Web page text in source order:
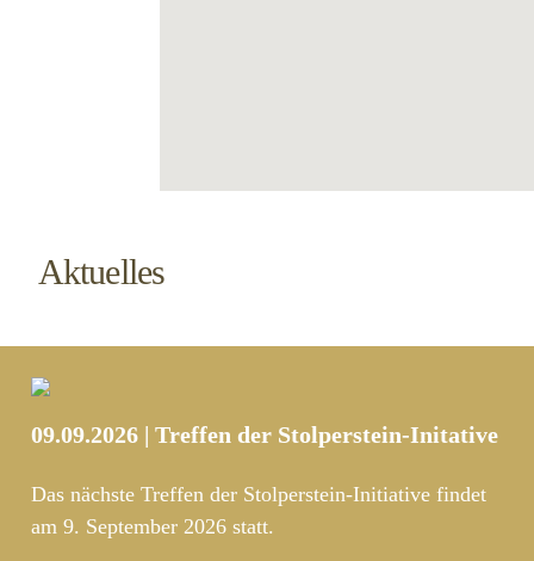
Aktuelles
09.09.2026 | Treffen der Stolperstein-Initative
Das nächste Treffen der Stolperstein-Initiative findet
am 9. September 2026 statt.